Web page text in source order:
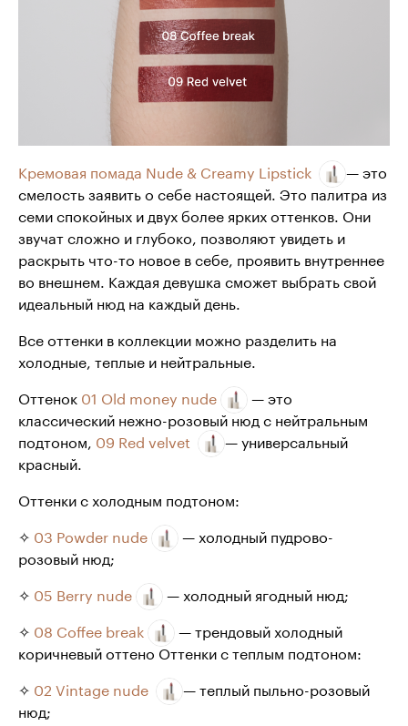
Кремовая помада Nude & Creamy Lipstick
— это
смелость заявить о себе настоящей. Это палитра из
семи спокойных и двух более ярких оттенков. Они
звучат сложно и глубоко, позволяют увидеть и
раскрыть что-то новое в себе, проявить внутреннее
во внешнем. Каждая девушка сможет выбрать свой
идеальный нюд на каждый день.
Все оттенки в коллекции можно разделить на
холодные, теплые и нейтральные.
Оттенок 01 Old money nude
— это
классический нежно-розовый нюд с нейтральным
подтоном, 09 Red velvet
— универсальный
красный.
Оттенки с холодным подтоном:
✧ 03 Powder nude
— холодный пудрово-
розовый нюд;
✧ 05 Berry nude
— холодный ягодный нюд;
✧ 08 Coffee break
— трендовый холодный
коричневый оттено Оттенки с теплым подтоном:
✧ 02 Vintage nude
— теплый пыльно-розовый
нюд;